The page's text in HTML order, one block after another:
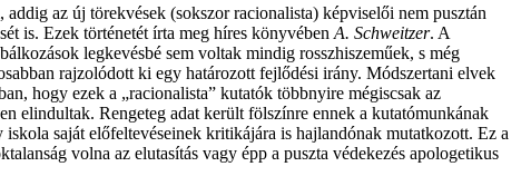
az új törekvések (sokszor racionalista) képviselői nem pusztán
is. Ezek történetét írta meg híres könyvébenA. Schweitzer. A
legkevésbé sem voltak mindig rosszhiszeműek, s még
rajzolódott ki egy határozott fejlődési irány. Módszertani elvek
hogy ezek a „racionalista” kutatók többnyire mégiscsak az
elindultak. Rengeteg adat került fölszínre ennek a kutatómunkának
saját előfeltevéseinek kritikájára is hajlandónak mutatkozott. Ez a
volna az elutasítás vagy épp a puszta védekezés apologetikus